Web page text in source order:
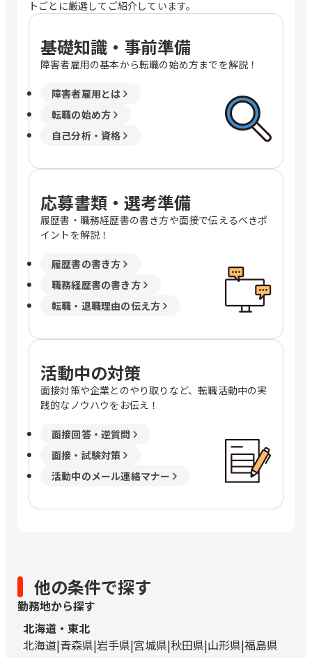
トごとに厳選してご紹介しています。
基礎知識・事前準備
障害者雇用の基本から転職の始め方までを解説！
障害者雇用とは
転職の始め方
自己分析・資格
応募書類・選考準備
履歴書・職務経歴書の書き方や面接で伝えるべきポ
イントを解説！
履歴書の書き方
職務経歴書の書き方
転職・退職理由の伝え方
活動中の対策
面接対策や企業とのやり取りなど、転職活動中の実
践的なノウハウをお伝え！
面接回答・逆質問
面接・試験対策
活動中のメール連絡マナー
他の条件で探す
勤務地から探す
北海道・東北
北海道 青森県 岩手県 宮城県 秋田県 山形県 福島県